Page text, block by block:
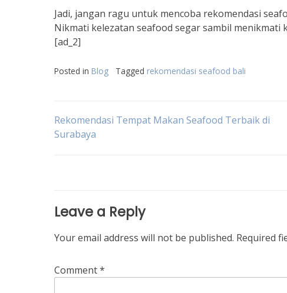
Jadi, jangan ragu untuk mencoba rekomendasi
Nikmati kelezatan seafood segar sambil menikmati
[ad_2]
Posted in Blog Tagged rekomendasi seafood bali
Post
Rekomendasi Tempat Makan Seafood Terbaik di
Surabaya
Leave a Reply
Your email address will not be published. Required
Comment*